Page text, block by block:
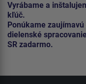
Vyrábame a
kľúč.
Ponúkame
dielenské
SR zadarmo.